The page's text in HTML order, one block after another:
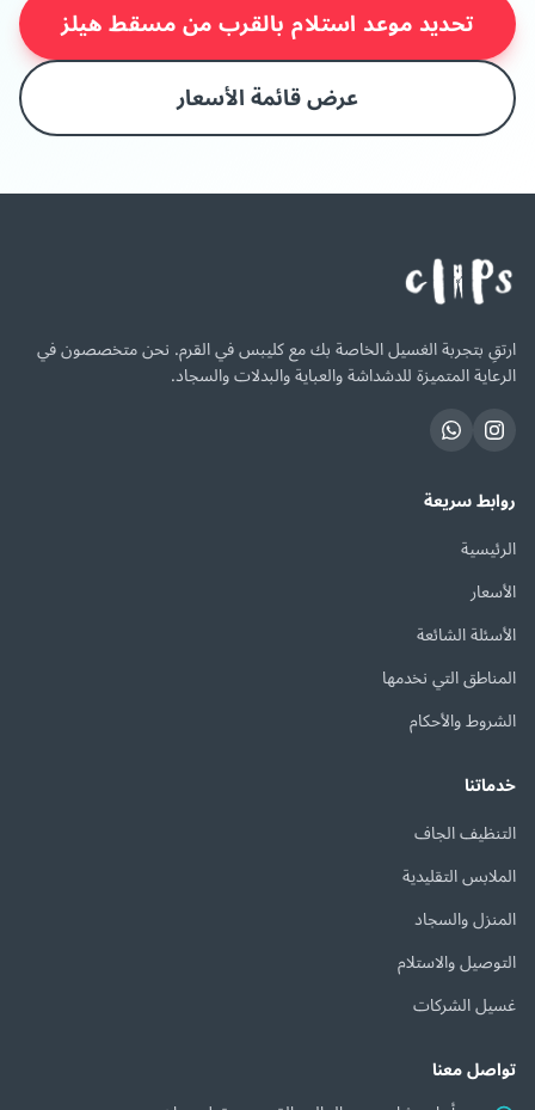
تحديد موعد استلام بالقرب من مسقط هيلز
عرض قائمة الأسعار
ارتقِ بتجربة الغسيل الخاصة بك مع كليبس في القرم. نحن متخصصون في
الرعاية المتميزة للدشداشة والعباية والبدلات والسجاد.
روابط سريعة
الرئيسية
الأسعار
الأسئلة الشائعة
المناطق التي نخدمها
الشروط والأحكام
خدماتنا
التنظيف الجاف
الملابس التقليدية
المنزل والسجاد
التوصيل والاستلام
غسيل الشركات
تواصل معنا